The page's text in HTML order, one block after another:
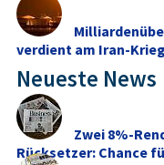
verdient am Iran-
Neueste News
Zwei 8%-
Rücksetzer: Chance